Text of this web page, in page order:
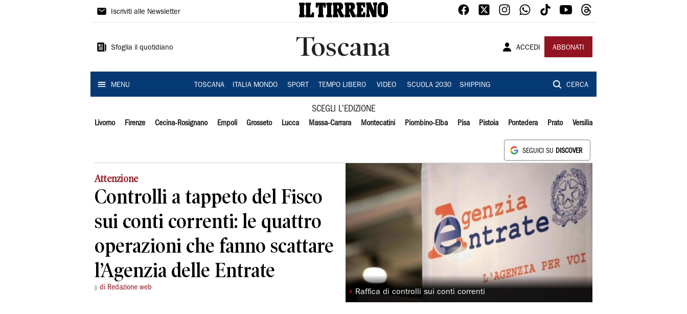
Il
Iscriviti alle Newsletter
Sfoglia il quotidiano Toscana ACCEDI ABBONATI
MENU TOSCANA ITALIA MONDO SPORT TEMPO LIBERO VIDEO SCUOLA 2030 SHIPPING CERCA
SCEGLI L'EDIZIONE
Livorno Firenze Cecina-Rosignano Empoli Grosseto Lucca Massa-Carrara Montecatini Piombino-Elba Pisa Pistoia Pontedera Prato Versilia
SEGUICI SU DISCOVER
Attenzione
Controlli a tappeto del Fisco
sui conti correnti: le quattro
operazioni che fanno scattare
l’Agenzia delle Entrate
di Redazione web
◗ Raffica di controlli sui conti correnti